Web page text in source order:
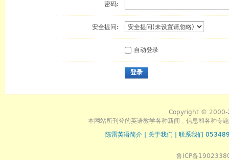
密码:
安全提问:
自动登录
登录
Copyright © 2000-
本网站所刊登的英语教学各种新闻﹑信息和各种专
陈雷英语简介
关于我们 联系我们
鲁ICP备